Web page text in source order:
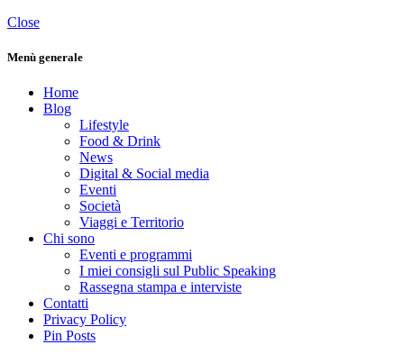
Close
Menù generale
Home
Blog
Lifestyle
Food & Drink
News
Digital & Social media
Eventi
Società
Viaggi e Territorio
Chi sono
Eventi e programmi
I miei consigli sul Public Speaking
Rassegna stampa e interviste
Contatti
Privacy Policy
Pin Posts